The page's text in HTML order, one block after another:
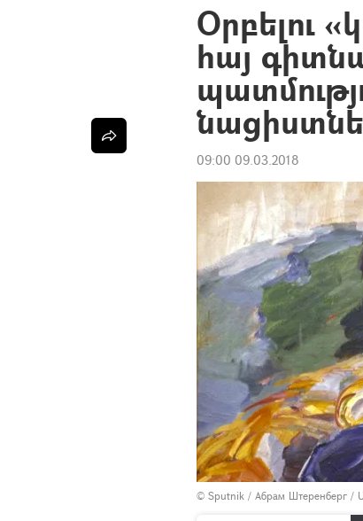
Օրբելու
հայ
09:00 09.03.2018
© Sputnik / Абрам Штеренберг /